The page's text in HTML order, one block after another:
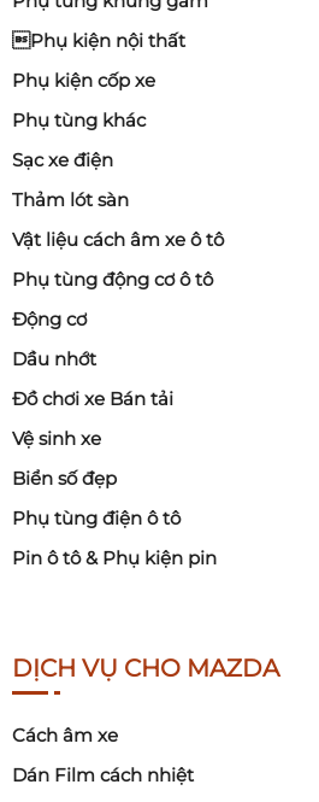
Phụ kiện nội thất
Phụ kiện cốp xe
Phụ tùng khác
Sạc xe điện
Thảm lót sàn
Vật liệu cách âm xe ô tô
Phụ tùng động cơ ô tô
Động cơ
Dầu nhớt
Đồ chơi xe Bán tải
Vệ sinh xe
Biển số đẹp
Phụ tùng điện ô tô
Pin ô tô & Phụ kiện pin
DỊCH VỤ CHO MAZDA
Cách âm xe
Dán Film cách nhiệt